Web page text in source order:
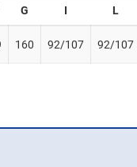
G I L
160 92/107 92/107